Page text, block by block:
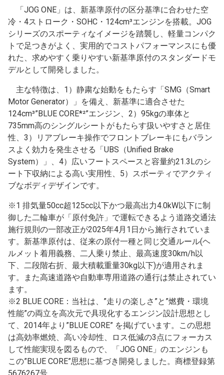
「JOG ONE」は、新基準原付の区分基準に合わせた空
冷・4ストローク・SOHC・124cm³エンジンを搭載。JOG
シリーズのスポーティなイメージを踏襲し、軽量コンパク
トで足つきがよく、実用的でコストパフォーマンスにも優
れた、求めやすく乗りやすい新基準原付のスタンダードモ
デルとして開発しました。
主な特徴は、1）静粛な始動をもたらす「SMG（Smart
Motor Generator）」を備え、新基準に適合させた
124cm³”BLUE CORE*²”エンジン、2）95kgの車体と
735mm高のシングルシートがもたらす扱いやすさと居住
性、3）リアブレーキ操作でフロントブレーキにもバラン
スよく効力を発生させる「UBS（Unified Brake
System）」、4）広いフートスペースと容量約21.3Lのシ
ート下収納による高い実用性、5）スポーティでアクティ
ブなボディデザインです。
※1 排気量50cc超125cc以下かつ最高出力4.0kW以下に制
御した二輪車が「原付免許」で運転できるよう道路交通法
施行規則の一部改正が2025年4月1日から施行されていま
す。新基準原付は、従来の原付一種と同じ交通ルール(ヘ
ルメット着用義務、二人乗り禁止、最高速度30km/h以
下、二段階右折、最大積載重量30kg以下)が適用されま
す。また高速道路や自動車専用道路の通行は禁止されてい
ます。
※2 BLUE CORE：当社は、”走りの楽しさ”と”燃費・環境
性能”の両立を高次元で具現化するエンジン設計思想とし
て、2014年より”BLUE CORE” を掲げています。この思想
は高効率燃焼、高い冷却性、ロス低減の3点にフォーカス
して性能実現を図るもので、「JOG ONE」のエンジンも
この”BLUE CORE”思想に基づき開発しました。商標登録第